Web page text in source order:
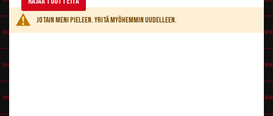
Jotain meni pieleen. Yritä myöhemmin uudelleen.